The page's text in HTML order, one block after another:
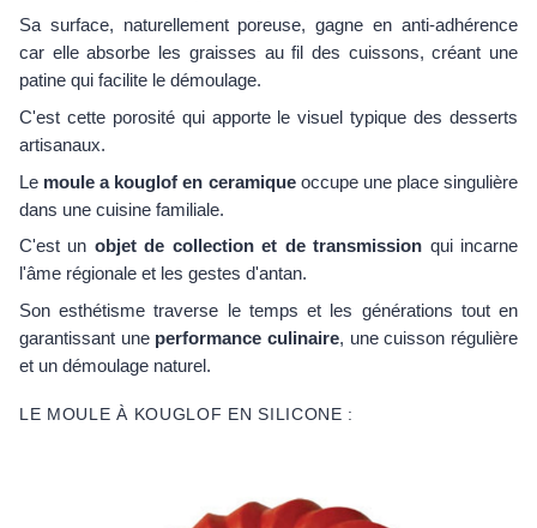
Sa surface, naturellement poreuse, gagne en anti-adhérence
car elle absorbe les graisses au fil des cuissons, créant une
patine qui facilite le démoulage.
C'est cette porosité qui apporte le visuel typique des desserts
artisanaux.
Le moule a kouglof en ceramiqueoccupe une place singulière
dans une cuisine familiale.
C'est un objet de collection et de transmission qui incarne
l'âme régionale et les gestes d'antan.
Son esthétisme traverse le temps et les générations tout en
garantissant une performance culinaire, une cuisson régulière
et un démoulage naturel.
LE MOULE À KOUGLOF EN SILICONE :